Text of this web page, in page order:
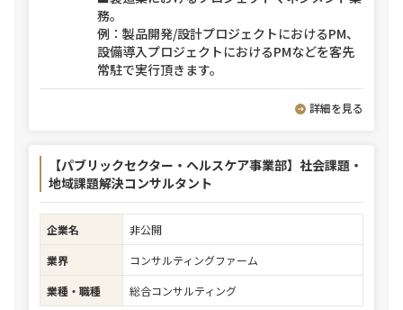
務。
例：製品開発/設計プロジェクトにおけるPM、
設備導入プロジェクトにおけるPMなどを客先
常駐で実行頂きます。
詳細を見る
【パブリックセクター・ヘルスケア事業部】社会課題・
地域課題解決コンサルタント
企業名
非公開
業界
コンサルティングファーム
業種・職種
総合コンサルティング